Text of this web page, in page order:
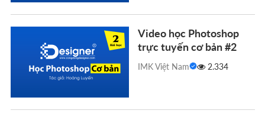
Video học Photoshop
trực tuyến cơ bản #2
IMK Việt Nam 2.334